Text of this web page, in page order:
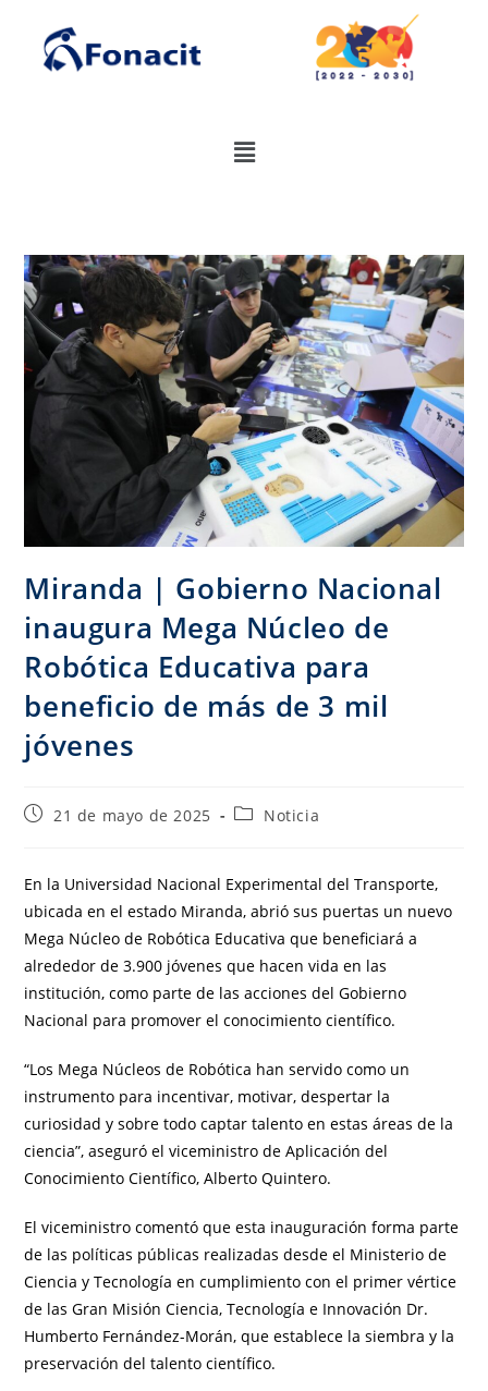
Miranda | Gobierno Nacional
inaugura Mega Núcleo de
Robótica Educativa para
beneficio de más de 3 mil
jóvenes
21 de mayo de 2025 Noticia
En la Universidad Nacional Experimental del Transporte,
ubicada en el estado Miranda, abrió sus puertas un nuevo
Mega Núcleo de Robótica Educativa que beneficiará a
alrededor de 3.900 jóvenes que hacen vida en las
institución, como parte de las acciones del Gobierno
Nacional para promover el conocimiento científico.
“Los Mega Núcleos de Robótica han servido como un
instrumento para incentivar, motivar, despertar la
curiosidad y sobre todo captar talento en estas áreas de la
ciencia”, aseguró el viceministro de Aplicación del
Conocimiento Científico, Alberto Quintero.
El viceministro comentó que esta inauguración forma parte
de las políticas públicas realizadas desde el Ministerio de
Ciencia y Tecnología en cumplimiento con el primer vértice
de las Gran Misión Ciencia, Tecnología e Innovación Dr.
Humberto Fernández-Morán, que establece la siembra y la
preservación del talento científico.